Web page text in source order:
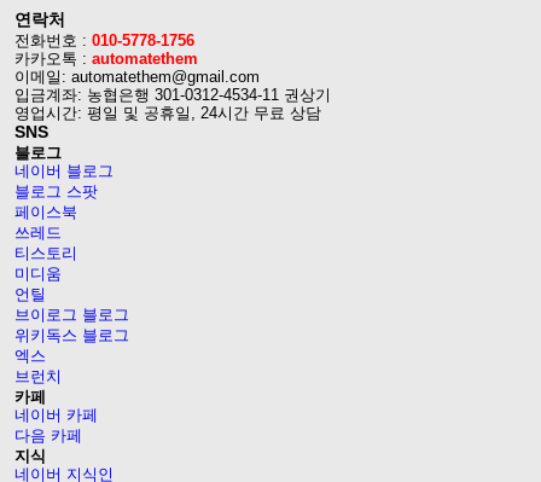
연락처
전화번호 : 010-5778-1756
카카오톡 : automatethem
이메일: automatethem@gmail.com
입금계좌: 농협은행 301-0312-4534-11 권상기
영업시간: 평일 및 공휴일, 24시간 무료 상담
SNS
블로그
네이버 블로그
블로그 스팟
페이스북
쓰레드
티스토리
미디움
언틸
브이로그 블로그
위키독스 블로그
엑스
브런치
카페
네이버 카페
다음 카페
지식
네이버 지식인